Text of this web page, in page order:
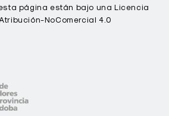
página están bajo una Licencia
NoComercial 4.0